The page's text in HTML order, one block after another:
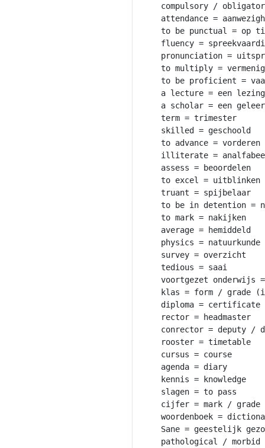
compulsory /
attendance =
to be punctual = op
fluency =
pronunciation =
to multiply =
to be proficient =
a lecture = een lezing
a scholar = een
term = trimester
skilled = geschoold
to advance = vorderen
illiterate =
assess = beoordelen
to excel = uitblinken
truant = spijbelaar
to be in detention =
to mark = nakijken
average = hemiddeld
physics = natuurkunde
survey = overzicht
tedious = saai
voortgezet onderwijs
klas = form / grade
diploma = certificate
rector = headmaster
conrector = deputy /
rooster = timetable
cursus = course
agenda = diary
kennis = knowledge
slagen = to pass
cijfer = mark / grade
woordenboek =
Sane = geestelijk
pathological /